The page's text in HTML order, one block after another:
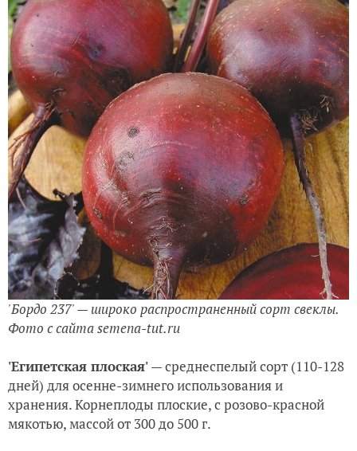
'Бордо 237' — широко распространенный сорт свеклы.
Фото с сайта semena-tut.ru
'Египетская плоская'— среднеспелый сорт (110-128
дней) для осенне-зимнего использования и
хранения. Корнеплоды плоские, с розово-красной
мякотью, массой от 300 до 500 г.